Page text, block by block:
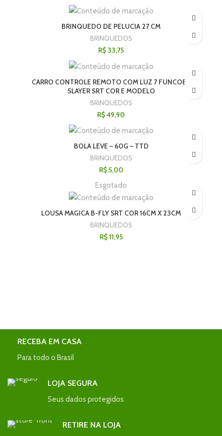
BRINQUEDO DE PELUCIA 27 CM
BRINQUEDOS
R$ 33,75
CARRO CONTROLE REMOTO COM LUZ 7 FUNCOES
SLAYER SRT COR E MODELO
BRINQUEDOS
R$49,90
BOLA LEVE – 60G – TTD
BRINQUEDOS
R$5,00
Esgotado
LOUSA MAGICA B-FLY SRT COR 16CM X 23CM
BRINQUEDOS
R$11,95
RECEBA EM CASA
Para todo o Brasil
LOJA SEGURA
Seus dados protegidos
RETIRE NA LOJA